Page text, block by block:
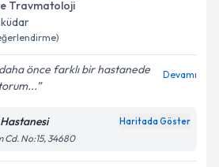
Travmatoloji
önce farklı bir hastanede
Devamı
Haritada Göster
Cd. No:15, 34680